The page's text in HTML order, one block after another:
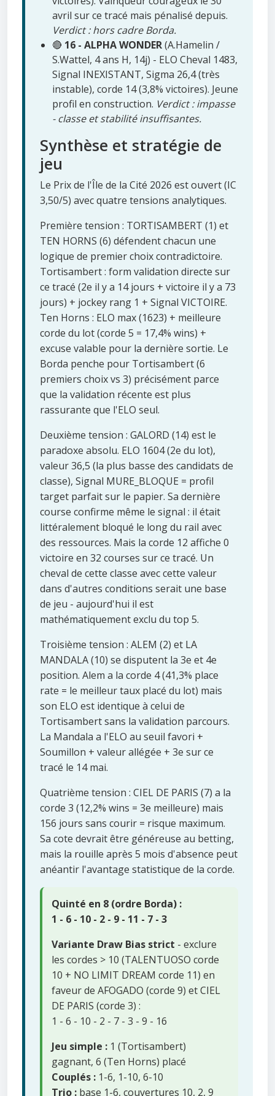
avril sur ce tracé mais pénalisé depuis.
Verdict : hors cadre Borda.
🔴 16 - ALPHA WONDER(A.Hamelin /
S.Wattel, 4 ans H, 14j) - ELO Cheval 1483,
Signal INEXISTANT, Sigma 26,4 (très
instable), corde 14 (3,8% victoires). Jeune
profil en construction. Verdict : impasse
- classe et stabilité insuffisantes.
Synthèse et stratégie de
jeu
Le Prix de l'Île de la Cité 2026 est ouvert (IC
3,50/5) avec quatre tensions analytiques.
Première tension : TORTISAMBERT (1) et
TEN HORNS (6) défendent chacun une
logique de premier choix contradictoire.
Tortisambert : form validation directe sur
ce tracé (2e il y a 14 jours + victoire il y a 73
jours) + jockey rang 1 + Signal VICTOIRE.
Ten Horns : ELO max (1623) + meilleure
corde du lot (corde 5 = 17,4% wins) +
excuse valable pour la dernière sortie. Le
Borda penche pour Tortisambert (6
premiers choix vs 3) précisément parce
que la validation récente est plus
rassurante que l'ELO seul.
Deuxième tension : GALORD (14) est le
paradoxe absolu. ELO 1604 (2e du lot),
valeur 36,5 (la plus basse des candidats de
classe), Signal MURE_BLOQUE = profil
target parfait sur le papier. Sa dernière
course confirme même le signal : il était
littéralement bloqué le long du rail avec
des ressources. Mais la corde 12 affiche 0
victoire en 32 courses sur ce tracé. Un
cheval de cette classe avec cette valeur
dans d'autres conditions serait une base
de jeu - aujourd'hui il est
mathématiquement exclu du top 5.
Troisième tension : ALEM (2) et LA
MANDALA (10) se disputent la 3e et 4e
position. Alem a la corde 4 (41,3% place
rate = le meilleur taux placé du lot) mais
son ELO est identique à celui de
Tortisambert sans la validation parcours.
La Mandala a l'ELO au seuil favori +
Soumillon + valeur allégée + 3e sur ce
tracé le 14 mai.
Quatrième tension : CIEL DE PARIS (7) a la
corde 3 (12,2% wins = 3e meilleure) mais
156 jours sans courir = risque maximum.
Sa cote devrait être généreuse au betting,
mais la rouille après 5 mois d'absence peut
anéantir l'avantage statistique de la corde.
Quinté en 8 (ordre Borda) :
1 - 6 - 10 - 2 - 9 - 11 - 7 - 3
Variante Draw Bias strict - exclure
les cordes > 10 (TALENTUOSO corde
10 + NO LIMIT DREAM corde 11) en
faveur de AFOGADO (corde 9) et CIEL
DE PARIS (corde 3) :
1 - 6 - 10 - 2 - 7 - 3 - 9 - 16
Jeu simple : 1 (Tortisambert)
gagnant, 6 (Ten Horns) placé
Couplés : 1-6, 1-10, 6-10
Trio : base 1-6, couvertures 10, 2, 9